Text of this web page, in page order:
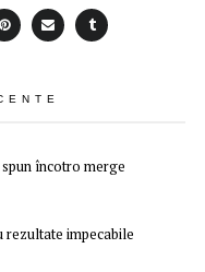
încotro merge
rezultate impecabile